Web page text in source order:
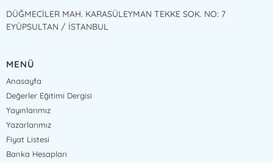
DÜĞMECİLER MAH. KARASÜLEYMAN TEKKE SOK. NO: 7
EYÜPSULTAN / İSTANBUL
MENÜ
Anasayfa
Değerler Eğitimi Dergisi
Yayınlarımız
Yazarlarımız
Fiyat Listesi
Banka Hesapları